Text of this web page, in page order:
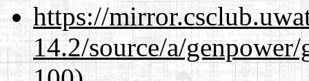
https://
14.2/source/a/